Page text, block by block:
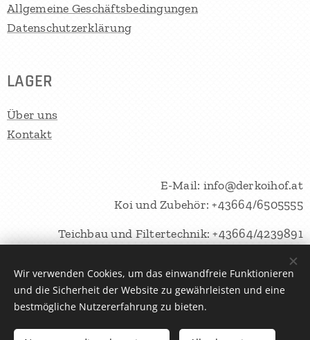
Allgemeine Geschäftsbedingungen
Datenschutzerklärung
LAGER
Über uns
Kontakt
E-Mail: info@derkoihof.at
Koi und Zubehör: +43664/6505555
Teichbau und Filtertechnik: +43664/4239891
AquaRAS Solutions OG © 2025 Alle Rechte vorbehalten Cookies
Wir verwenden Cookies, um das einwandfreie Funktionieren
und die Sicherheit der Website zu gewährleisten und eine
bestmögliche Nutzererfahrung zu bieten.